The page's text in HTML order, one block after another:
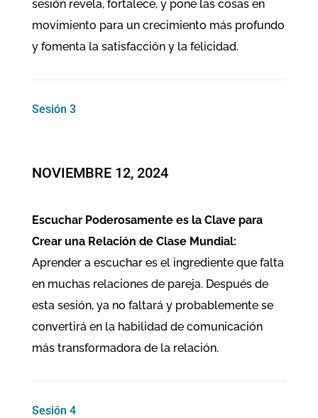
sesión revela, fortalece, y pone las cosas en
movimiento para un crecimiento más profundo
y fomenta la satisfacción y la felicidad.
Sesión 3
​​NOVIEMBRE 12, 2024
Escuchar Poderosamente es la Clave para
Crear una Relación de Clase Mundial:
Aprender a escuchar es el ingrediente que falta
en muchas relaciones de pareja. Después de
esta sesión, ya no faltará y probablemente se
convertirá en la habilidad de comunicación
más transformadora de la relación.
Sesión 4